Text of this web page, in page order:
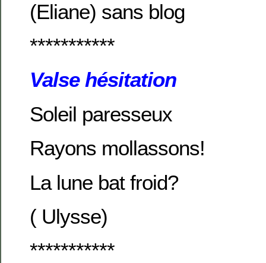
(Eliane) sans blog
***********
Valse hésitation
Soleil paresseux
Rayons mollassons!
La lune bat froid?
( Ulysse)
***********